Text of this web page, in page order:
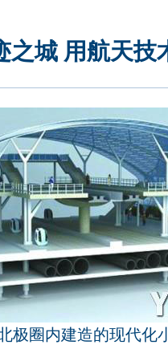
之城 用航天技
极圈内建造的现代化